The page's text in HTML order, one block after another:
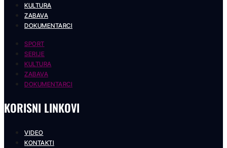
KULTURA
ZABAVA
DOKUMENTARCI
SPORT
SERIJE
KULTURA
ZABAVA
DOKUMENTARCI
KORISNI LINKOVI
VIDEO
KONTAKTI